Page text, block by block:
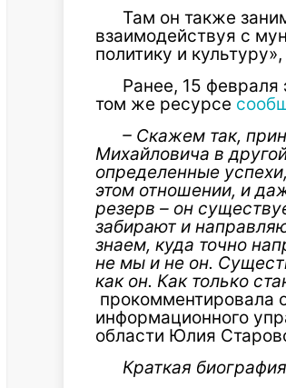
Там он также
взаимодействуя с
политику и
Ранее, 15 февраля
том же ресурсе
– Скажем так,
Михайловича в
определенные
этом отношении, и
резерв – он
забирают и
знаем, куда точно
не мы и не он.
как он. Как только
прокомментировала
информационного
области Юлия
Краткая